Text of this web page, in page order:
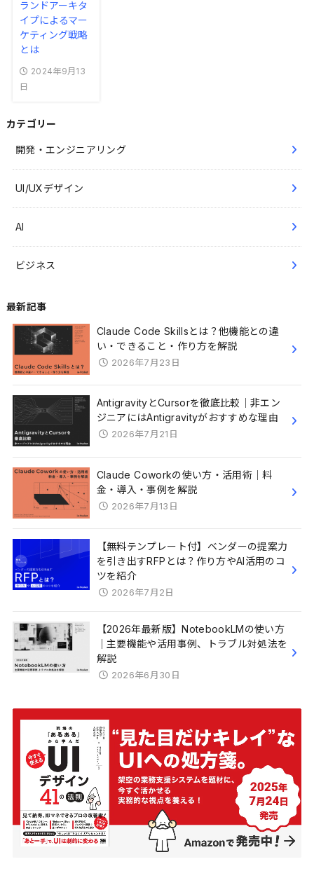
ランドアーキタ
イプによるマー
ケティング戦略
とは
2024年9月13
日
カテゴリー
開発・エンジニアリング
UI/UXデザイン
AI
ビジネス
最新記事
Claude Code Skillsとは？他機能との違
い・できること・作り方を解説
2026年7月23日
AntigravityとCursorを徹底比較｜非エン
ジニアにはAntigravityがおすすめな理由
2026年7月21日
Claude Coworkの使い方・活用術｜料
金・導入・事例を解説
2026年7月13日
【無料テンプレート付】ベンダーの提案力
を引き出すRFPとは？作り方やAI活用のコ
ツを紹介
2026年7月2日
【2026年最新版】NotebookLMの使い方
｜主要機能や活用事例、トラブル対処法を
解説
2026年6月30日